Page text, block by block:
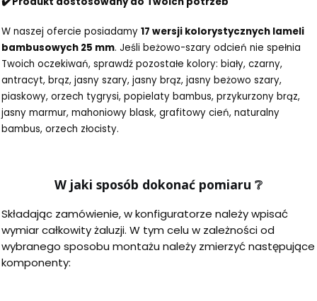
W naszej ofercie posiadamy 17 wersji kolorystycznych lameli
bambusowych 25 mm. Jeśli beżowo-szary odcień nie spełnia
Twoich oczekiwań, sprawdź pozostałe kolory: biały, czarny,
antracyt, brąz, jasny szary, jasny brąz, jasny beżowo szary,
piaskowy, orzech tygrysi, popielaty bambus, przykurzony brąz,
jasny marmur, mahoniowy blask, grafitowy cień, naturalny
bambus, orzech złocisty.
W jaki sposób dokonać pomiaru ❔
Składając zamówienie, w konfiguratorze należy wpisać
wymiar całkowity żaluzji. W tym celu w zależności od
wybranego sposobu montażu należy zmierzyć następujące
komponenty: